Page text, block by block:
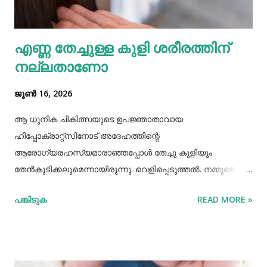
സഹായിക്കും. ദന്തസംരക്ഷണത്തിന് തുളസി
ഉപയോഗിക്കുന്നത് മഞ്ഞ നിറമകറ്റി തിളക്കം നല്കാന്‍
മാത്രമല്ല മോണയിലെ രക്തസ്രാവം അല്ലെങ്കില്‍
പ്യോറ...
എണ്ണ തേച്ചുള്ള കുളി ശരീരത്തിന്
നല്ലതാണോ
ജൂൺ 16, 2026
ആ ധുനിക ചികിത്സയുടെ ഉപജ്ഞാതാവായ
ഹിപ്പോക്രാറ്റ്സിനോട് അദേഹത്തിന്റെ
ആരോഗ്യരഹസ്യമാരാഞ്ഞപ്പോള്‍ തേച്ചു കുളിയും
തേൻകുടിക്കലുമെന്നായിരുന്നു. വെളിപ്പെടുത്തല്‍. നമ്മുടെ
അനുഭവിച്ചിരുന്നവരാണ്. അവര്‍ ആരോഗ്യത്തിനായി
പങ്കിടുക READ MORE »